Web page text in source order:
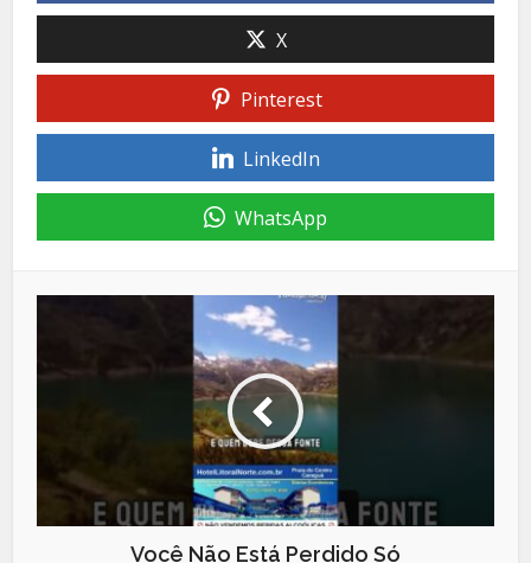
X
Pinterest
LinkedIn
WhatsApp
Você Não Está Perdido Só